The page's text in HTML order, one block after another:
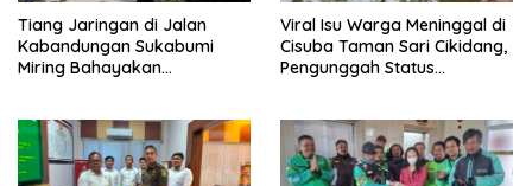
Tiang Jaringan di Jalan
Kabandungan Sukabumi
Miring Bahayakan
Viral Isu Warga Meninggal di
Cisuba Taman Sari Cikidang,
Pengunggah Status